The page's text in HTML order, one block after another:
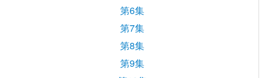
第6集
第7集
第8集
第9集